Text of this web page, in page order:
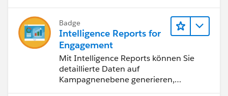
Badge
Intelligence Reports for
Engagement
Mit Intelligence Reports können Sie
detaillierte Daten auf
Kampagnenebene generieren,